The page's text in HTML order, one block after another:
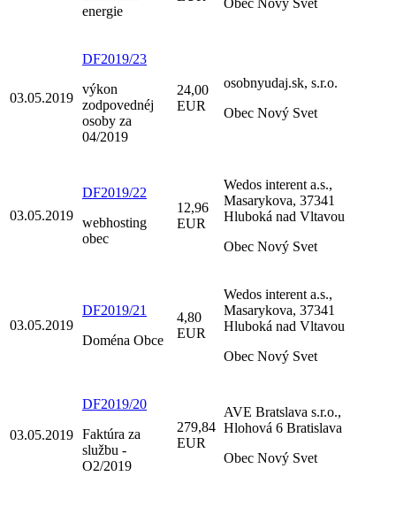
energie
Obec Nový Svet
03.05.2019
DF2019/23
výkon
zodpovednéj
osoby za
04/2019
24,00
EUR
osobnyudaj.sk, s.r.o.
Obec Nový Svet
03.05.2019
DF2019/22
webhosting
obec
12,96
EUR
Wedos interent a.s.,
Masarykova, 37341
Hluboká nad Vltavou
Obec Nový Svet
03.05.2019
DF2019/21
Doména Obce
4,80
EUR
Wedos interent a.s.,
Masarykova, 37341
Hluboká nad Vltavou
Obec Nový Svet
03.05.2019
DF2019/20
Faktúra za
službu -
O2/2019
279,84
EUR
AVE Bratslava s.r.o.,
Hlohová 6 Bratislava
Obec Nový Svet